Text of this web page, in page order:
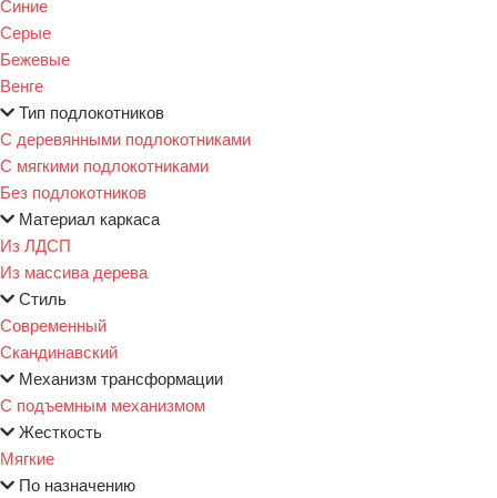
Синие
Серые
Бежевые
Венге
Тип подлокотников
С деревянными подлокотниками
С мягкими подлокотниками
Без подлокотников
Материал каркаса
Из ЛДСП
Из массива дерева
Стиль
Современный
Скандинавский
Механизм трансформации
С подъемным механизмом
Жесткость
Мягкие
По назначению